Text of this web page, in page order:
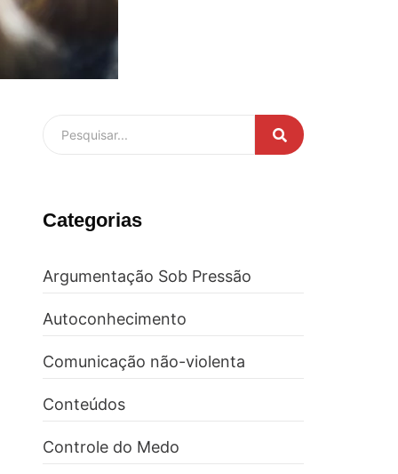
Categorias
Argumentação Sob Pressão
Autoconhecimento
Comunicação não-violenta
Conteúdos
Controle do Medo